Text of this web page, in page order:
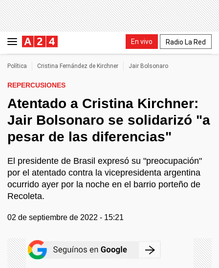
En vivo Radio La Red
Política Cristina Fernández de Kirchner Jair Bolsonaro
REPERCUSIONES
Atentado a Cristina Kirchner:
Jair Bolsonaro se solidarizó "a
pesar de las diferencias"
El presidente de Brasil expresó su "preocupación"
por el atentado contra la vicepresidenta argentina
ocurrido ayer por la noche en el barrio porteño de
Recoleta.
02 de septiembre de 2022 - 15:21